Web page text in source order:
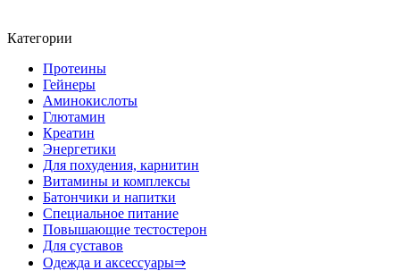
Категории
Протеины
Гейнеры
Аминокислоты
Глютамин
Креатин
Энергетики
Для похудения, карнитин
Витамины и комплексы
Батончики и напитки
Специальное питание
Повышающие тестостерон
Для суставов
Одежда и аксессуары⇒